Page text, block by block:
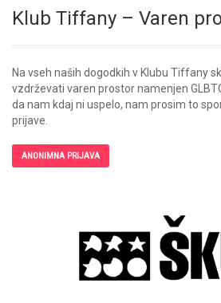
Klub Tiffany – Varen
Na vseh naših dogodkih v Klubu Tiffany
vzdrževati varen prostor namenjen
da nam kdaj ni uspelo, nam prosim to
prijave.
ANONIMNA PRIJAVA